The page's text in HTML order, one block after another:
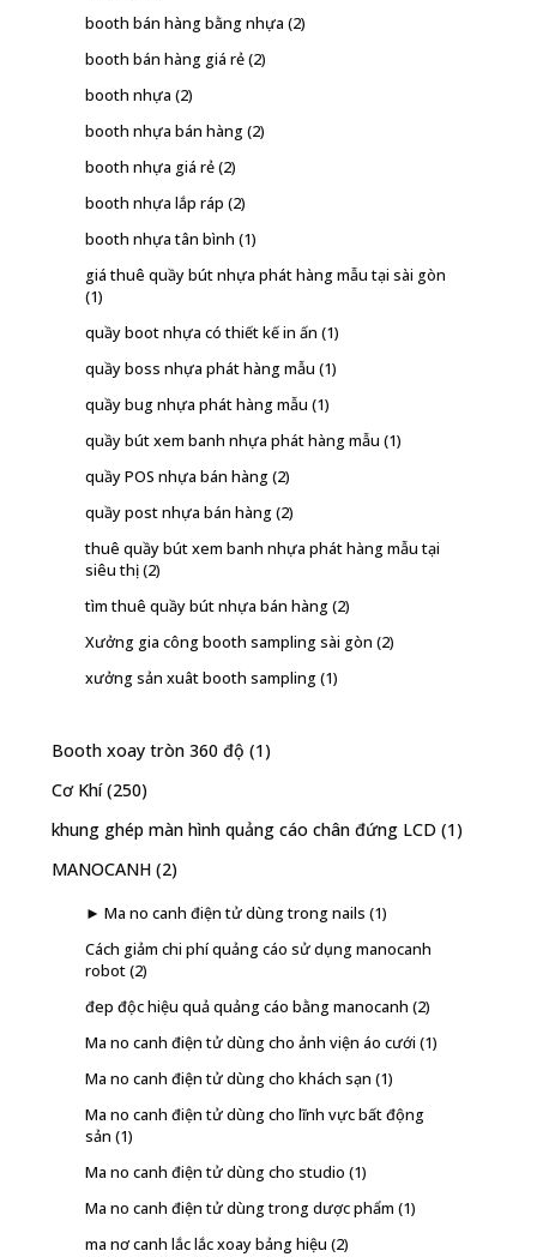
booth bán hàng bằng nhựa (2)
booth bán hàng giá rẻ(2)
booth nhựa (2)
booth nhựa bán hàng(2)
booth nhựa giá rẻ(2)
booth nhựa lắp ráp (2)
booth nhựa tân bình (1)
giá thuê quầy bút nhựa phát hàng mẫu tại sài gòn
(1)
quầy boot nhựa có thiết kế in ấn (1)
quầy boss nhựa phát hàng mẫu (1)
quầy bug nhựa phát hàng mẫu (1)
quầy bút xem banh nhựa phát hàng mẫu (1)
quầy POS nhựa bán hàng(2)
quầy post nhựa bán hàng(2)
thuê quầy bút xem banh nhựa phát hàng mẫu tại
siêu thị(2)
tìm thuê quầy bút nhựa bán hàng(2)
Xưởng gia công booth sampling sài gòn (2)
xưởng sản xuât booth sampling(1)
Booth xoay tròn 360 độ (1)
Cơ Khí (250)
khung ghép màn hình quảng cáo chân đứng LCD (1)
MANOCANH (2)
► Ma no canh điện tử dùng trong nails (1)
Cách giảm chi phí quảng cáo sử dụng manocanh
robot(2)
đep độc hiệu quả quảng cáo bằng manocanh (2)
Ma no canh điện tử dùng cho ảnh viện áo cưới (1)
Ma no canh điện tử dùng cho khách sạn (1)
Ma no canh điện tử dùng cho lĩnh vực bất động
sản (1)
Ma no canh điện tử dùng cho studio (1)
Ma no canh điện tử dùng trong dược phẩm (1)
ma nơ canh lắc lắc xoay bảng hiệu (2)